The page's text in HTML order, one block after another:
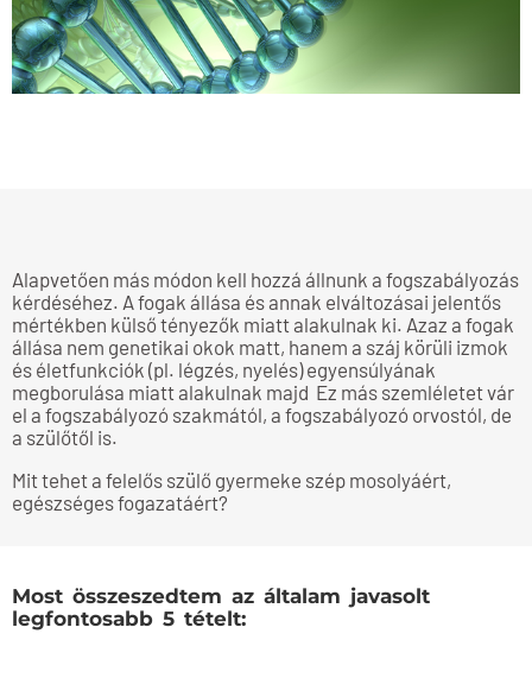
Alapvetően más módon kell hozzá állnunk a fogszabályozás
kérdéséhez. A fogak állása és annak elváltozásai jelentős
mértékben külső tényezők miatt alakulnak ki. Azaz a fogak
állása nem genetikai okok matt, hanem a száj körüli izmok
és életfunkciók (pl. légzés, nyelés) egyensúlyának
megborulása miatt alakulnak majd Ez más szemléletet vár
el a fogszabályozó szakmától, a fogszabályozó orvostól, de
a szülőtől is.
Mit tehet a felelős szülő gyermeke szép mosolyáért,
egészséges fogazatáért?
Most összeszedtem az általam javasolt
legfontosabb 5 tételt: